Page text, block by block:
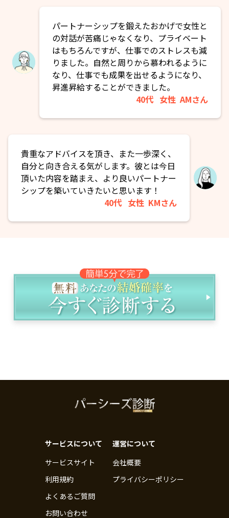
パートナーシップを鍛えたおかげで女性と
の対話が苦痛じゃなくなり、プライベート
はもちろんですが、仕事でのストレスも減
りました。自然と周りから慕われるように
なり、仕事でも成果を出せるようになり、
昇進昇給することができました。
40代 女性 AMさん
貴重なアドバイスを頂き、また一歩深く、
自分と向き合える気がします。彼とは今日
頂いた内容を踏まえ、より良いパートナー
シップを築いていきたいと思います！
40代 女性 KMさん
サービスについて
サービスサイト
利用規約
よくあるご質問
お問い合わせ
運営について
会社概要
プライバシーポリシー